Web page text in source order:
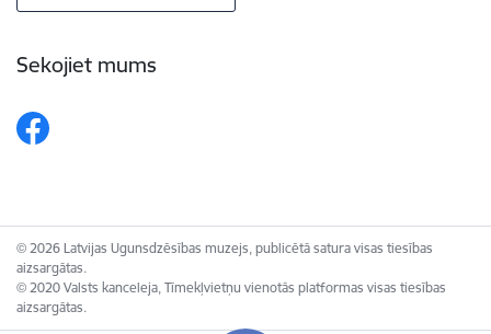
Sekojiet mums
© 2026 Latvijas Ugunsdzēsības muzejs, publicētā satura visas tiesības
aizsargātas.
© 2020 Valsts kanceleja, Tīmekļvietņu vienotās platformas visas tiesības
aizsargātas.